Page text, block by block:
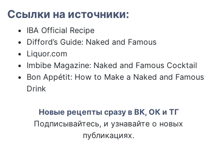
Ссылки на источники:
IBA Official Recipe
Difford’s Guide: Naked and Famous
Liquor.com
Imbibe Magazine: Naked and Famous Cocktail
Bon Appétit: How to Make a Naked and Famous
Drink
Новые рецепты сразу в ВК, ОК и ТГ
Подписывайтесь, и узнавайте о новых
публикациях.